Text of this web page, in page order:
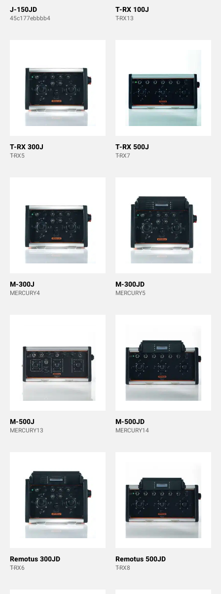
J-150JD
45c177ebbbb4
T-RX 100J
T-RX13
T-RX 300J
T-RX5
T-RX 500J
T-RX7
M-300J
MERCURY4
M-300JD
MERCURY5
M-500J
MERCURY13
M-500JD
MERCURY14
Remotus 300JD
T-RX6
Remotus 500JD
T-RX8